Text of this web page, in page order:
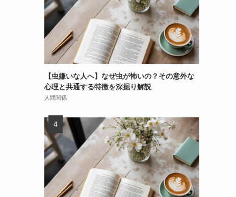
【虫嫌いな人へ】なぜ虫が怖いの？その意外な
心理と共通する特徴を深掘り解説
人間関係